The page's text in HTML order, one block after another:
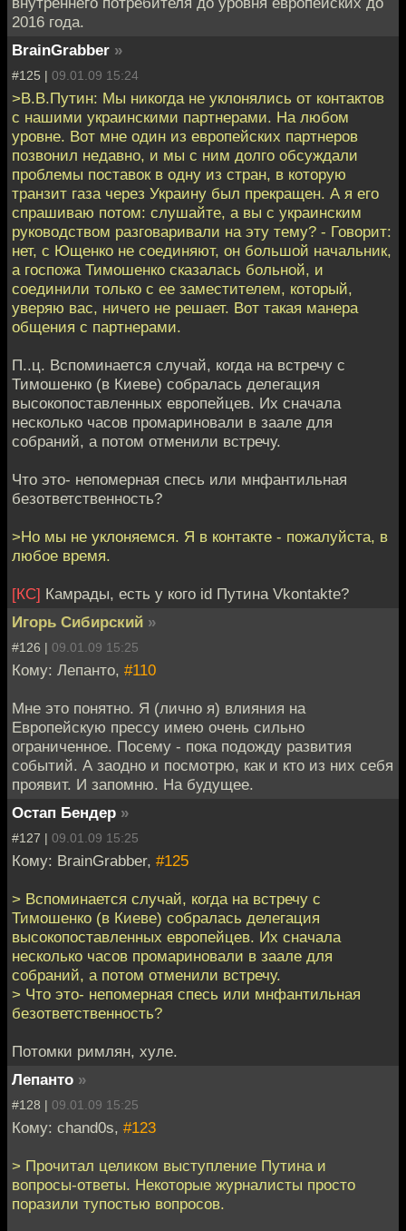
2016 года.
BrainGrabber »
#125 | 09.01.09 15:24
>В.В.Путин: Мы никогда не уклонялись от контактов
с нашими украинскими партнерами. На любом
уровне. Вот мне один из европейских партнеров
позвонил недавно, и мы с ним долго обсуждали
проблемы поставок в одну из стран, в которую
транзит газа через Украину был прекращен. А я его
спрашиваю потом: слушайте, а вы с украинским
руководством разговаривали на эту тему? - Говорит:
нет, с Ющенко не соединяют, он большой начальник,
а госпожа Тимошенко сказалась больной, и
соединили только с ее заместителем, который,
уверяю вас, ничего не решает. Вот такая манера
общения с партнерами.
П..ц. Вспоминается случай, когда на встречу с
Тимошенко (в Киеве) собралась делегация
высокопоставленных европейцев. Их сначала
несколько часов промариновали в заале для
собраний, а потом отменили встречу.
Что это- непомерная спесь или мнфантильная
безответственность?
>Но мы не уклоняемся. Я в контакте - пожалуйста, в
любое время.
[КС] Камрады, есть у кого id Путина Vkontakte?
Игорь Сибирский »
#126 | 09.01.09 15:25
Кому: Лепанто, #110
Мне это понятно. Я (лично я) влияния на
Европейскую прессу имею очень сильно
ограниченное. Посему - пока подожду развития
событий. А заодно и посмотрю, как и кто из них себя
проявит. И запомню. На будущее.
Остап Бендер »
#127 | 09.01.09 15:25
Кому: BrainGrabber, #125
> Вспоминается случай, когда на встречу с
Тимошенко (в Киеве) собралась делегация
высокопоставленных европейцев. Их сначала
несколько часов промариновали в заале для
собраний, а потом отменили встречу.
> Что это- непомерная спесь или мнфантильная
безответственность?
Потомки римлян, хуле.
Лепанто »
#128 | 09.01.09 15:25
Кому: chand0s, #123
> Прочитал целиком выступление Путина и
вопросы-ответы. Некоторые журналисты просто
поразили тупостью вопросов.